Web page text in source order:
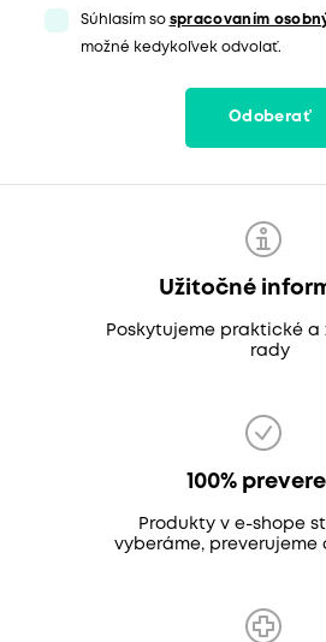
Súhlasím so spracovaním
možné kedykoľvek odvolať.
Odoberať
Užitočné
Poskytujeme praktické a
rady
100%
Produkty v e-shope
vyberáme, preverujeme